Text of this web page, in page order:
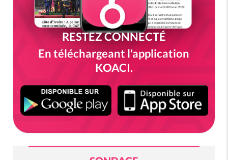
RESTEZ CONNECTÉ
En téléchargeant l'application
KOACI.